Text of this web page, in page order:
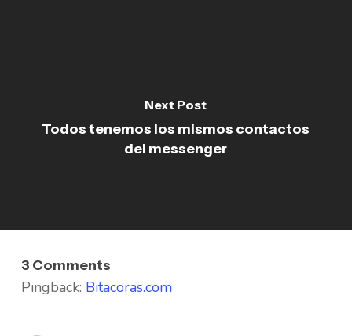
Next Post
Todos tenemos los mismos contactos
del messenger
3 Comments
Pingback: Bitacoras.com